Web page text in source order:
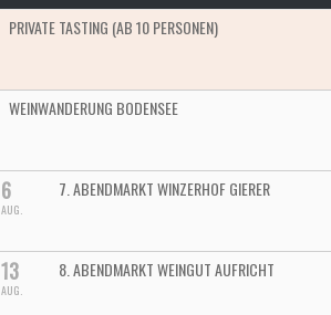
PRIVATE TASTING (AB 10 PERSONEN)
WEINWANDERUNG BODENSEE
6
AUG.
7. ABENDMARKT WINZERHOF GIERER
13
AUG.
8. ABENDMARKT WEINGUT AUFRICHT